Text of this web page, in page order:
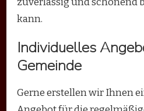
kann.
Individuelles
Gemeinde
Gerne erstellen wir Ihnen